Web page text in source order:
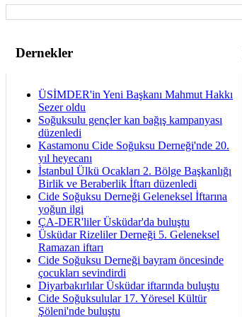
Dernekler
ÜSİMDER'in Yeni Başkanı Mahmut Hakkı
Sezer oldu
Soğuksulu gençler kan bağış kampanyası
düzenledi
Kastamonu Cide Soğuksu Derneği'nde 20.
yıl heyecanı
İstanbul Ülkü Ocakları 2. Bölge Başkanlığı
Birlik ve Beraberlik İftarı düzenledi
Cide Soğuksu Derneği Geleneksel İftarına
yoğun ilgi
ÇA-DER'liler Üsküdar'da buluştu
Üsküdar Rizeliler Derneği 5. Geleneksel
Ramazan iftarı
Cide Soğuksu Derneği bayram öncesinde
çocukları sevindirdi
Diyarbakırlılar Üsküdar iftarında buluştu
Cide Soğuksulular 17. Yöresel Kültür
Şöleni'nde buluştu